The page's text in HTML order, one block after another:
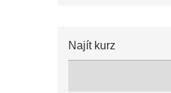
Najít kurz